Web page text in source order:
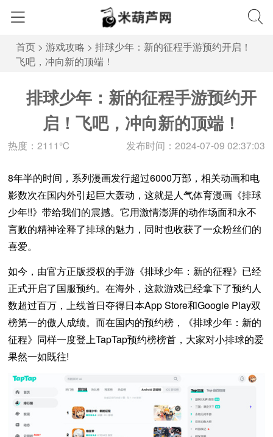
首页 > 游戏攻略 > 排球少年：新的征程手游预约开启！
飞吧，冲向新的顶端！
排球少年：新的征程手游预约开
启！飞吧，冲向新的顶端！
热度：2111℃ 发布时间：2024-07-09 02:37:03
8年半的时间，系列漫画发行超过6000万部，相关动画和电
影数次在国内外引起巨大轰动，这就是人气体育漫画《排球
少年!!》带给我们的震撼。它用激情澎湃的动作场面和永不
言败的精神诠释了排球的魅力，同时也收获了一众粉丝们的
喜爱。
如今，由官方正版授权的手游《排球少年：新的征程》已经
正式开启了国服预约。在海外，这款游戏已经拿下了预约人
数超过百万，上线首日夺得日本App Store和Google Play双
榜第一的傲人成绩。而在国内的预约榜，《排球少年：新的
征程》同样一度登上TapTap预约榜榜首，大家对小排球的爱
果然一如既往!